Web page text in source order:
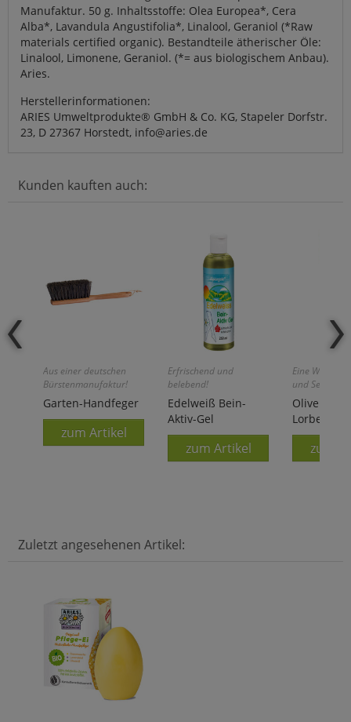
Manufaktur. 50 g. Inhaltsstoffe: Olea Europea*, Cera
Alba*, Lavandula Angustifolia*, Linalool, Geraniol (*Raw
materials certified organic). Bestandteile ätherischer Öle:
Linalool, Limonene, Geraniol. (*= aus biologischem Anbau).
Aries.
Herstellerinformationen:
ARIES Umweltprodukte® GmbH & Co. KG, Stapeler Dorfstr.
23, D 27367 Horstedt, info@aries.de
Kunden kauften auch:
Aus einer deutschen
Bürstenmanufaktur!
Garten-Handfeger
zum Artikel
Erfrischend und
belebend!
Edelweiß Bein-
Aktiv-Gel
zum Artikel
Eine Wohltat
und Seele!
Oliven-
zum
Zuletzt angesehenen Artikel: